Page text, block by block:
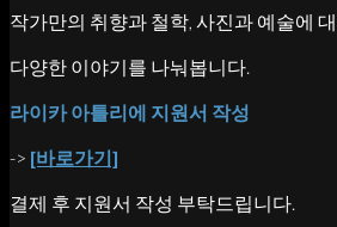
작가만의 취향과 철학, 사진과 예술에
다양한 이야기를 나눠봅니다.
라이카 아틀리에 지원서 작성
-> [바로가기]
결제 후 지원서 작성 부탁드립니다.